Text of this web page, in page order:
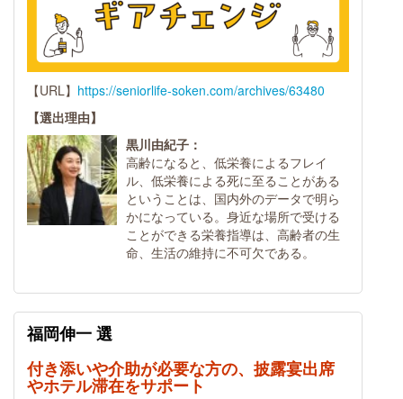
【URL】 https://seniorlife-soken.com/archives/63480
【選出理由】
黒川由紀子：
高齢になると、低栄養によるフレイ
ル、低栄養による死に至ることがある
ということは、国内外のデータで明ら
かになっている。身近な場所で受ける
ことができる栄養指導は、高齢者の生
命、生活の維持に不可欠である。
福岡伸一 選
付き添いや介助が必要な方の、披露宴出席
やホテル滞在をサポート